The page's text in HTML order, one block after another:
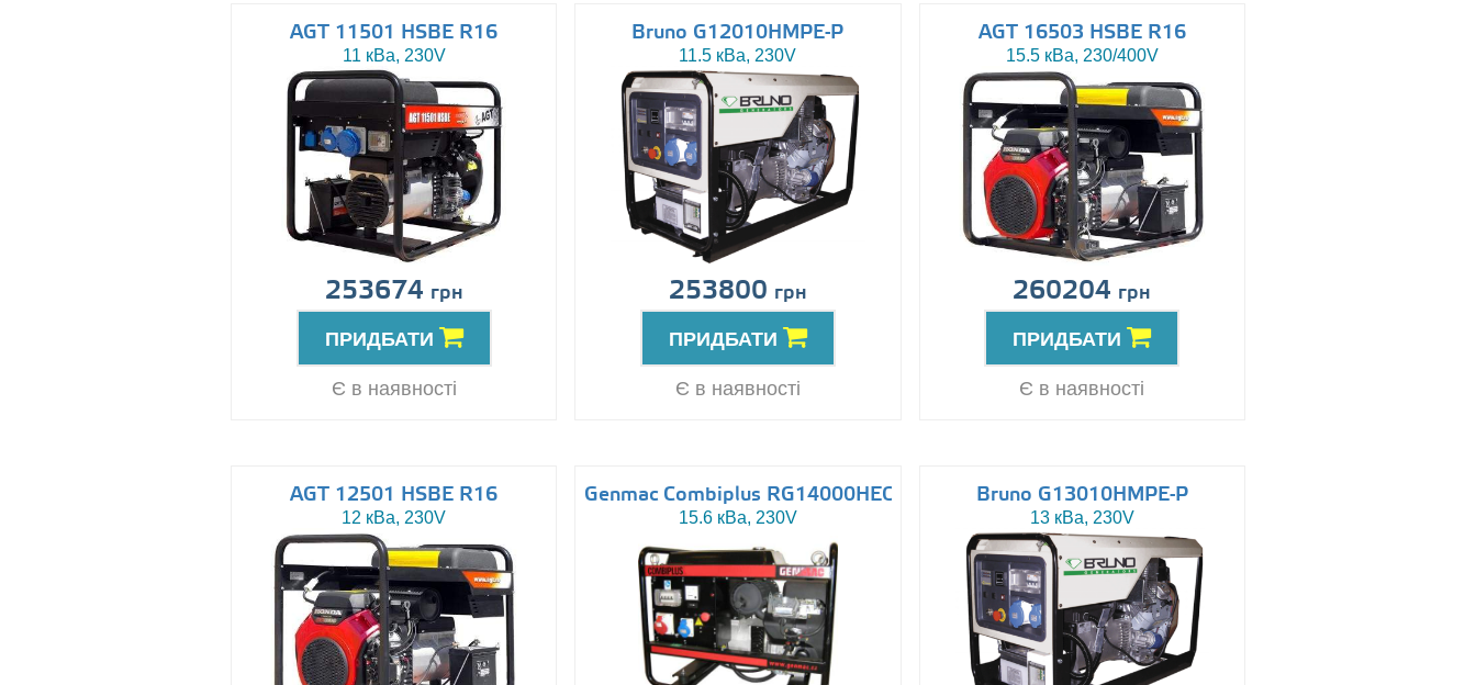
AGT 11501 HSBE R16
11 кВа, 230V
253674 грн
ПРИДБАТИ
Є в наявності
Bruno G12010HMPE-P
11.5 кВа, 230V
253800 грн
ПРИДБАТИ
Є в наявності
AGT 16503 HSBE R16
15.5 кВа, 230/400V
260204 грн
ПРИДБАТИ
Є в наявності
AGT 12501 HSBE R16
12 кВа, 230V
Genmac Combiplus RG14000HEO
15.6 кВа, 230V
Bruno G13010HMPE-P
13 кВа, 230V